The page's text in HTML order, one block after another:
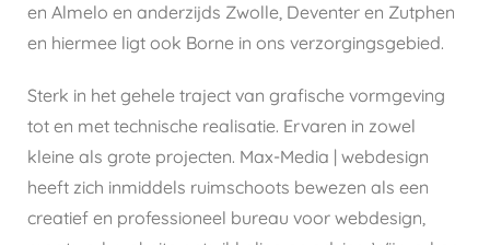
en Almelo en anderzijds Zwolle, Deventer en Zutphen
en hiermee ligt ook Borne in ons verzorgingsgebied.
Sterk in het gehele traject van grafische vormgeving
tot en met technische realisatie. Ervaren in zowel
kleine als grote projecten. Max-Media | webdesign
heeft zich inmiddels ruimschoots bewezen als een
creatief en professioneel bureau voor webdesign,